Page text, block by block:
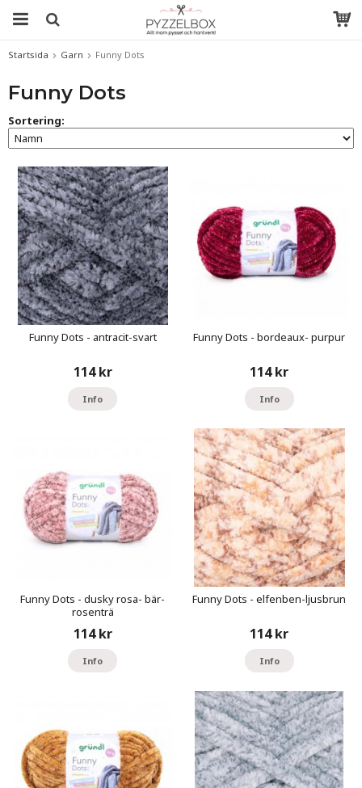
Startsida Garn Funny Dots
Funny Dots
Sortering:
Funny Dots - antracit-svart
114 kr
Info
Funny Dots - bordeaux- purpur
114 kr
Info
Funny Dots - dusky rosa- bär-
rosenträ
114 kr
Info
Funny Dots - elfenben-ljusbrun
114 kr
Info